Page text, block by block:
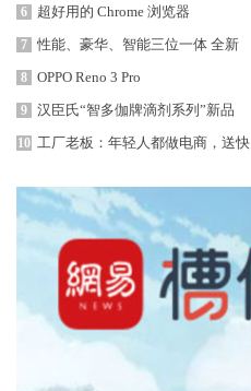
6 超好用的 Chrome 浏览器
7 性能、豪华、智能三位一体 全新
8 OPPO Reno 3 Pro
9 汉臣氏“智多伽牌滴剂系列”新品
10 工厂老板：年轻人都做电商，送快